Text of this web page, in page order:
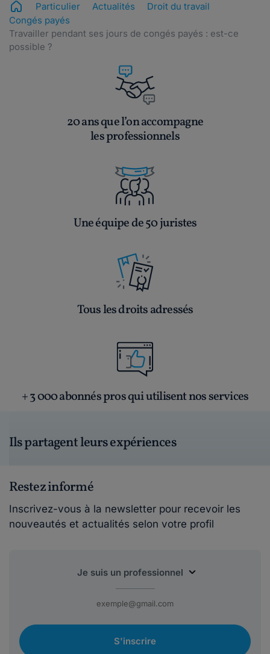
Particulier Actualités
Droit du travail
Congés payés
Travailler pendant ses jours de congés payés : est-ce
possible ?
20 ans que l’on accompagne
les professionnels
Une équipe de 50 juristes
Tous les droits adressés
+ 3 000 abonnés pros qui utilisent nos services
Ils partagent leurs expériences
Restez informé
Inscrivez-vous à la newsletter pour recevoir les
nouveautés et actualités selon votre profil
S'inscrire